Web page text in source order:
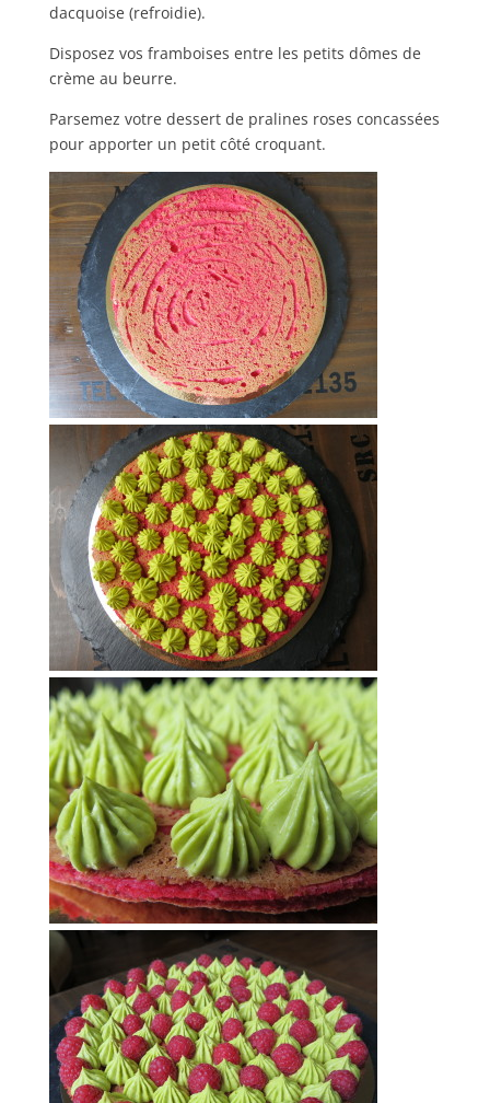
dacquoise (refroidie).
Disposez vos framboises entre les petits dômes de
crème au beurre.
Parsemez votre dessert de pralines roses concassées
pour apporter un petit côté croquant.